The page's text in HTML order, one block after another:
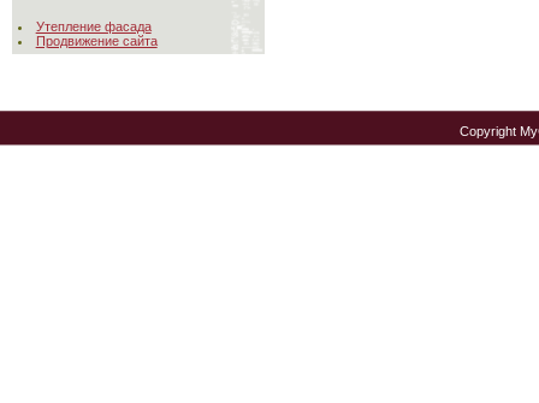
Утепление фасада
Продвижение сайта
Copyright